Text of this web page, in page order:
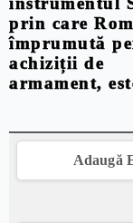
prin care
împrumută
achiziții de
armament,
Adaugă